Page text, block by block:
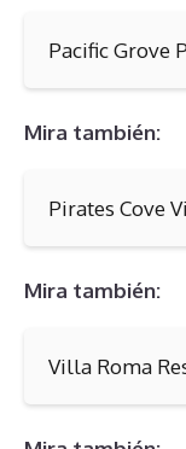
Pacific Grove
Mira también:
Pirates Cove
Mira también:
Villa Roma